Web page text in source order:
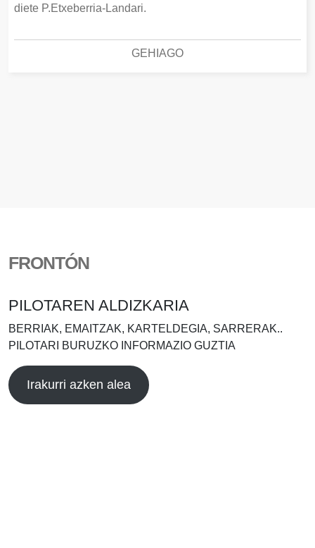
diete P.Etxeberria-Landari.
GEHIAGO
FRONTÓN
PILOTAREN ALDIZKARIA
BERRIAK, EMAITZAK, KARTELDEGIA, SARRERAK..
PILOTARI BURUZKO INFORMAZIO GUZTIA
Irakurri azken alea